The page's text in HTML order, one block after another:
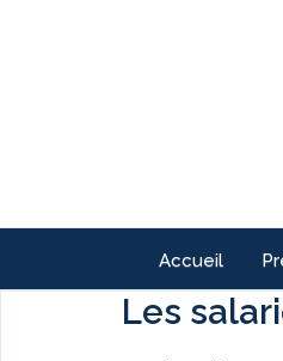
Accueil
Les